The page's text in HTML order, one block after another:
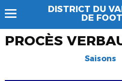
DISTRICT DU
DE
PROCÈS
Saisons